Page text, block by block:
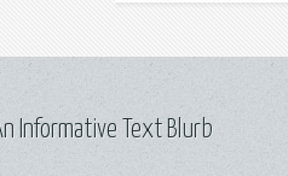
Informative Text Blurb